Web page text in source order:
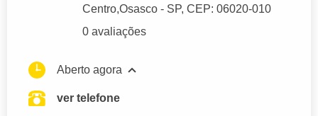
Centro,Osasco - SP, CEP: 06020-010
0 avaliações
Aberto agora
ver telefone